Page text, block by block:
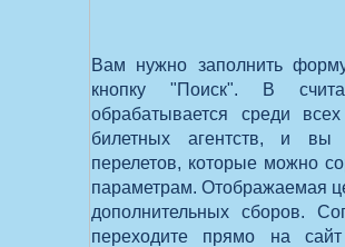
Вам нужно заполнить
кнопку "Поиск". В
обрабатывается среди
билетных агентств, и вы
перелетов, которые можно
параметрам. Отображаемая
дополнительных сборов.
переходите прямо на